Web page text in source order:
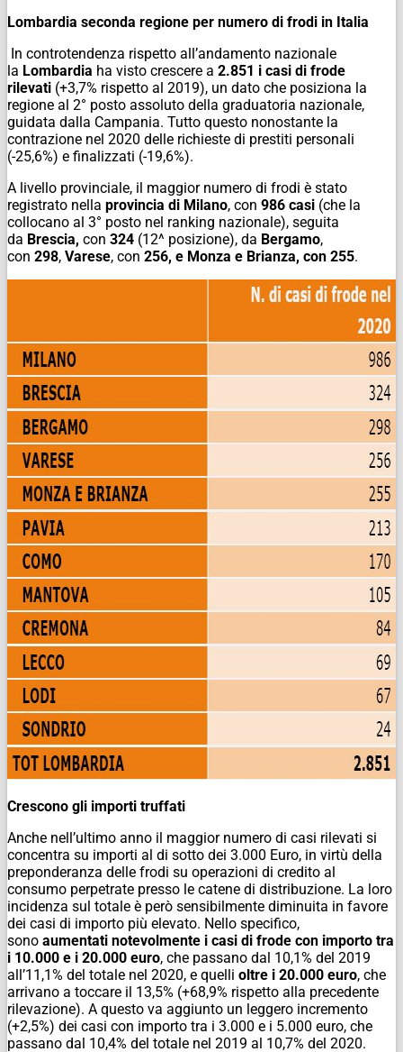
Lombardia seconda regione per numero di frodi in Italia
In controtendenza rispetto all’andamento nazionale
la Lombardia ha visto crescere a 2.851 i casi di frode
rilevati (+3,7% rispetto al 2019), un dato che posiziona la
regione al 2° posto assoluto della graduatoria nazionale,
guidata dalla Campania. Tutto questo nonostante la
contrazione nel 2020 delle richieste di prestiti personali
(-25,6%) e finalizzati (-19,6%).
A livello provinciale, il maggior numero di frodi è stato
registrato nella provincia di Milano, con 986 casi (che la
collocano al 3° posto nel ranking nazionale), seguita
da Brescia, con 324 (12^ posizione), da Bergamo,
con 298, Varese, con 256, e Monza e Brianza, con 255.
Crescono gli importi truffati
Anche nell’ultimo anno il maggior numero di casi rilevati si
concentra su importi al di sotto dei 3.000 Euro, in virtù della
preponderanza delle frodi su operazioni di credito al
consumo perpetrate presso le catene di distribuzione. La loro
incidenza sul totale è però sensibilmente diminuita in favore
dei casi di importo più elevato. Nello specifico,
sono aumentati notevolmente i casi di frode con importo tra
i 10.000 e i 20.000 euro, che passano dal 10,1% del 2019
all’11,1% del totale nel 2020, e quelli oltre i 20.000 euro, che
arrivano a toccare il 13,5% (+68,9% rispetto alla precedente
rilevazione). A questo va aggiunto un leggero incremento
(+2,5%) dei casi con importo tra i 3.000 e i 5.000 euro, che
passano dal 10,4% del totale nel 2019 al 10,7% del 2020.